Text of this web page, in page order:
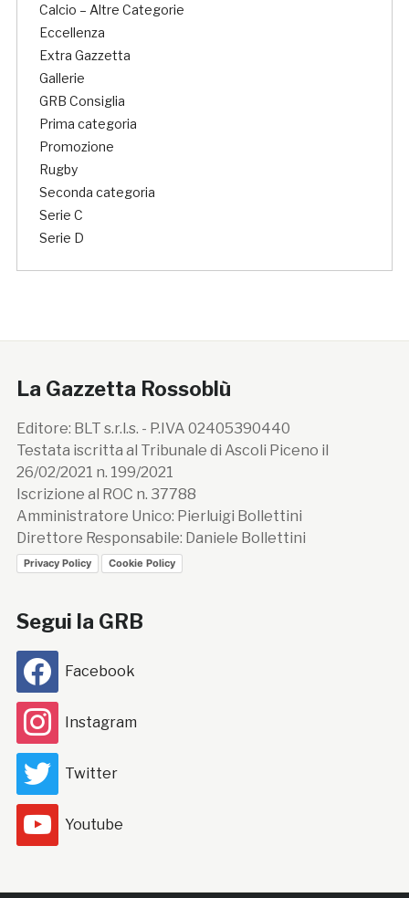
Calcio – Altre Categorie
Eccellenza
Extra Gazzetta
Gallerie
GRB Consiglia
Prima categoria
Promozione
Rugby
Seconda categoria
Serie C
Serie D
La Gazzetta Rossoblù
Editore: BLT s.r.l.s. - P.IVA 02405390440
Testata iscritta al Tribunale di Ascoli Piceno il
26/02/2021 n. 199/2021
Iscrizione al ROC n. 37788
Amministratore Unico: Pierluigi Bollettini
Direttore Responsabile: Daniele Bollettini
Privacy Policy Cookie Policy
Segui la GRB
Facebook
Instagram
Twitter
Youtube